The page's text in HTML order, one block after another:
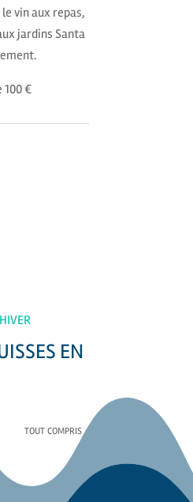
vin aux repas,
jardins Santa
€
EN
TOUT COMPRIS